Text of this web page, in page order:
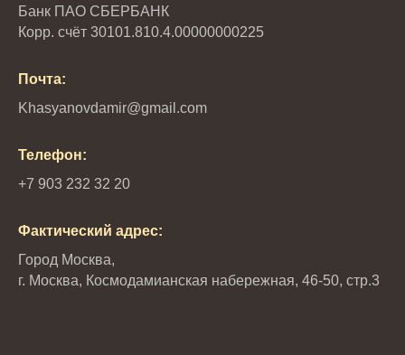
Банк ПАО СБЕРБАНК
Корр. счёт 30101.810.4.00000000225
Почта:
Khasyanovdamir@gmail.com
Телефон:
+7 903 232 32 20
Фактический адрес:
Город Москва,
г. Москва, Космодамианская набережная, 46-50, стр.3